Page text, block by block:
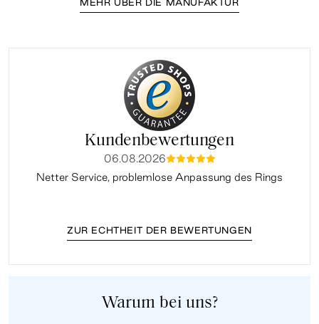
Kundenbewertungen
06.08.2026mmmmm
Netter Service, problemlose Anpassung des Rings
ZUR ECHTHEIT DER BEWERTUNGEN
Warum bei uns?